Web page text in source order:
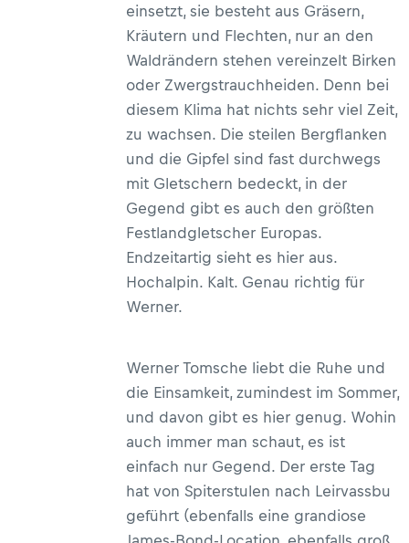
einsetzt, sie besteht aus Gräsern,
Kräutern und Flechten, nur an den
Waldrändern stehen vereinzelt Birken
oder Zwergstrauchheiden. Denn bei
diesem Klima hat nichts sehr viel Zeit,
zu wachsen. Die steilen Bergflanken
und die Gipfel sind fast durchwegs
mit Gletschern bedeckt, in der
Gegend gibt es auch den größten
Festlandgletscher Europas.
Endzeitartig sieht es hier aus.
Hochalpin. Kalt. Genau richtig für
Werner.
Werner Tomsche liebt die Ruhe und
die Einsamkeit, zumindest im Sommer,
und davon gibt es hier genug. Wohin
auch immer man schaut, es ist
einfach nur Gegend. Der erste Tag
hat von Spiterstulen nach Leirvassbu
geführt (ebenfalls eine grandiose